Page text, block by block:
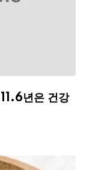
년은 건강